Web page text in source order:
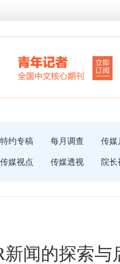
特约专稿 每月调查 传媒
传媒视点 传媒透视 院长
新闻的探索与